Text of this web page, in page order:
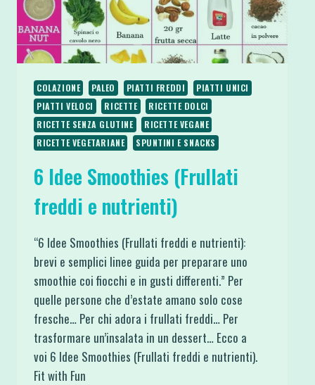
COLAZIONE PALEO PIATTI FREDDI
PIATTI UNICI
PIATTI VELOCI
RICETTE
RICETTE DOLCI
RICETTE SENZA GLUTINE
RICETTE VEGANE
RICETTE VEGETARIANE
SPUNTINI E SNACKS
6 Idee Smoothies (Frullati
freddi e nutrienti)
“6 Idee Smoothies (Frullati freddi e nutrienti):
brevi e semplici linee guida per preparare uno
smoothie coi fiocchi e in gusti differenti.” Per
quelle persone che d’estate amano solo cose
fresche… Per chi adora i frullati freddi… Per
trasformare un’insalata in un dessert… Ecco a
voi 6 Idee Smoothies (Frullati freddi e nutrienti).
Fit with Fun